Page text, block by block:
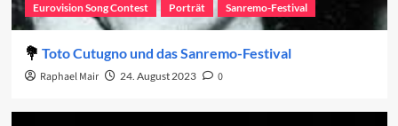
Eurovision Song Contest Porträt Sanremo-Festival
Toto Cutugno und das Sanremo-Festival
Raphael Mair 24. August 2023 0